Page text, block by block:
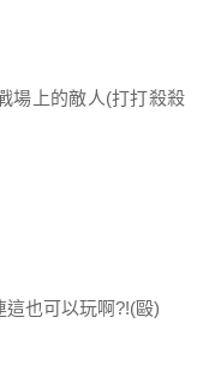
場上的敵人(打打殺殺
也可以玩啊?!(毆)